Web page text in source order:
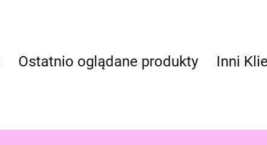
Basic Fun
Ostatnio oglądane produkty Inni